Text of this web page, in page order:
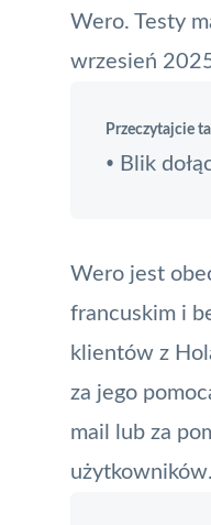
Wero. Testy
wrzesień
Przeczytajcie
• Blik
Wero jest
francuskim i
klientów z
za jego
mail lub za